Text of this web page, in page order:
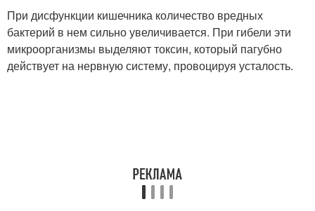
При дисфункции кишечника количество вредных
бактерий в нем сильно увеличивается. При гибели эти
микроорганизмы выделяют токсин, который пагубно
действует на нервную систему, провоцируя усталость.